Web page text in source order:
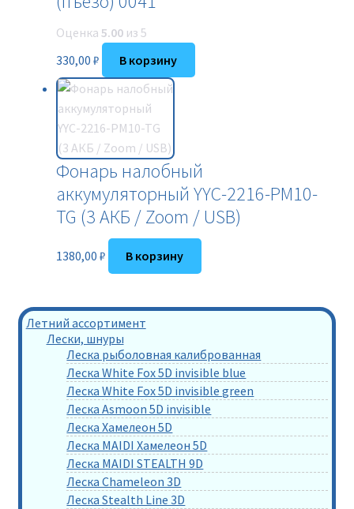
Оценка 5.00из 5
330,00 ₽ В корзину
Фонарь налобный
аккумуляторный YYC-2216-PM10-
TG (3 АКБ / Zoom / USB)
1380,00 ₽ В корзину
Летний ассортимент
Лески, шнуры
Леска рыболовная калиброванная
Леска White Fox 5D invisible blue
Леска White Fox 5D invisible green
Леска Asmoon 5D invisible
Леска Хамелеон 5D
Леска MAIDI Хамелеон 5D
Леска MAIDI STEALTH 9D
Леска Chameleon 3D
Леска Stealth Line 3D